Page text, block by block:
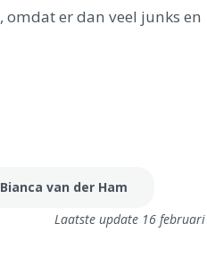
er dan veel junks en
van der Ham
Laatste update 16